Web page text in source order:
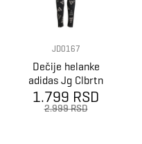
JD0167
Dečije helanke
adidas Jg Clbrtn
Leg
1.799 RSD
2.999 RSD